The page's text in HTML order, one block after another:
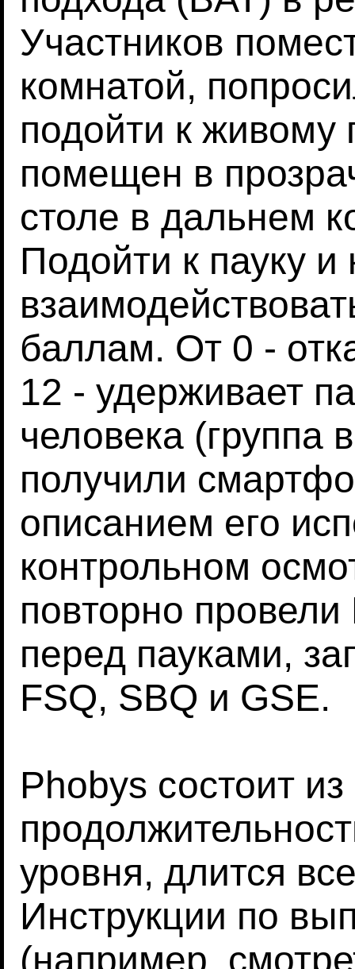
Участников
комнатой,
подойти к живому
помещен в
столе в дальнем
Подойти к пауку
баллам. От 0 -
12 - удерживает
человека (группа
получили
описанием его
контрольном
повторно провели
перед пауками,
FSQ, SBQ и GSE.
Phobys состоит
уровня, длится
Инструкции по
(например,